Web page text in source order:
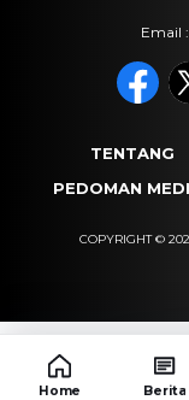
Email
TENTANG
PEDOMAN
COPYRIGHT ©
Home Berita